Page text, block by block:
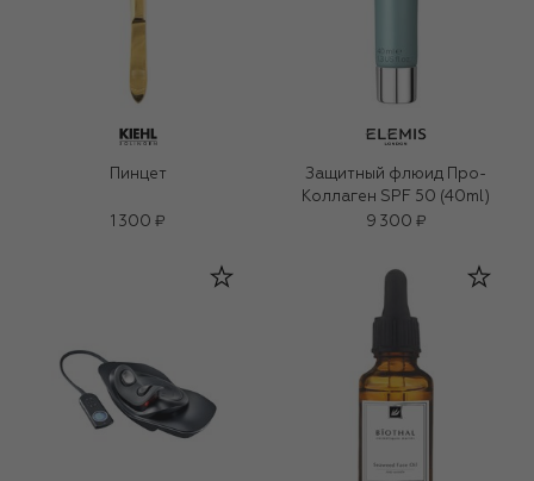
Пинцет
1 300 ₽
Защитный флюид Про-
Коллаген SPF 50 (40ml)
9 300 ₽